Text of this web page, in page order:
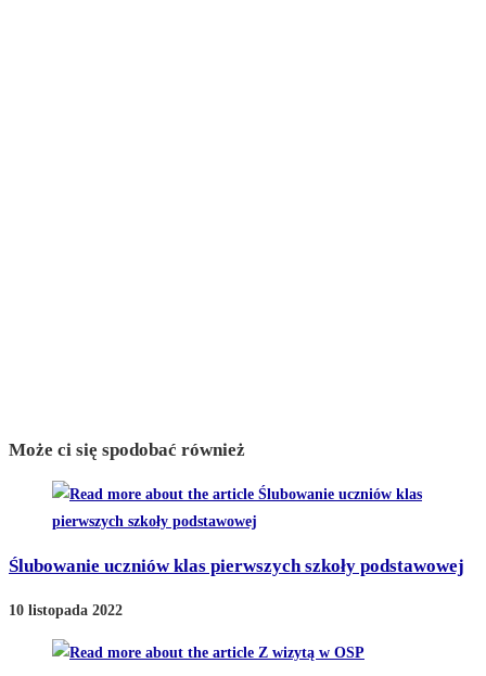
Może ci się spodobać również
Ślubowanie uczniów klas pierwszych szkoły podstawowej
10 listopada 2022